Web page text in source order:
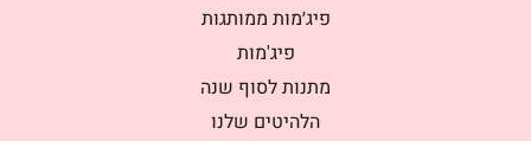
פיג׳מות ממותגות
פיג'מות
מתנות לסוף שנה
הלהיטים שלנו